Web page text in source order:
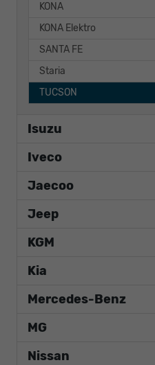
KONA
KONA Elektro
SANTA FE
Staria
TUCSON
Isuzu
Iveco
Jaecoo
Jeep
KGM
Kia
Mercedes-Benz
MG
Nissan